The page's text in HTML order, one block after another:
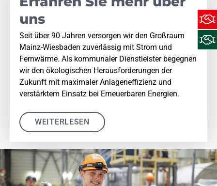
uns
Seit über 90 Jahren versorgen wir den Großraum
Mainz-Wiesbaden zuverlässig mit Strom und
Fernwärme. Als kommunaler Dienstleister begegnen
wir den ökologischen Herausforderungen der
Zukunft mit maximaler Anlageneffizienz und
verstärktem Einsatz bei Erneuerbaren Energien.
WEITERLESEN